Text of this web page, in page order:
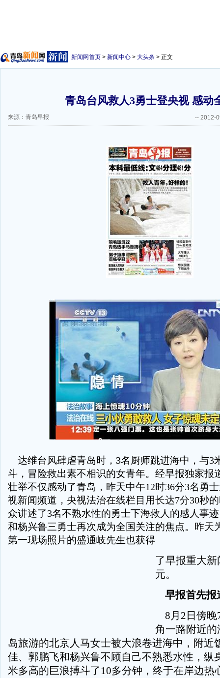
新闻网首页 > 新闻中心 > 大头条 > 正文
青岛台风救人3勇士登央视 感动
来源：青岛早报 -- 2012-
达维台风肆虐青岛时，3名厨师跳进海中，与3
斗，冒险救出素不相识的女青年。经早报独家报
壮举不仅感动了青岛，昨天中午12时36分3名勇
视新闻频道，央视法治在线栏目用长达7分30秒
众讲述了3名不熟水性的勇士下海救人的感人事
和杨兴鲁三勇士再次成为全国关注的焦点。昨天
第一现场照片的盛通岐先生也获得
了早报重大
元。
早报首先报
8月2日傍晚
角一路附近
岛旅游的北京人马女士被大浪卷进海中，附近
佳、郭鹏飞和杨兴鲁不顾自己不熟悉水性，纵
米多高的巨浪搏斗了10多分钟，终于在岸边热